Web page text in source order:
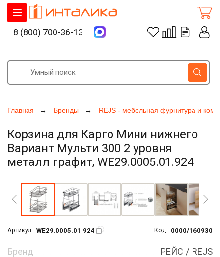
Главная Бренды REJS - мебельная фурнитура и
Корзина для Карго Мини нижнего
Вариант Мульти 300 2 уровня
металл графит, WE29.0005.01.924
Артикул: WE29.0005.01.924 Код: 0000/160930
Бренд
РЕЙС / REJS
8 (800) 700-36-13